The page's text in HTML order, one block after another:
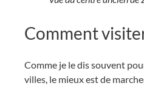
Comment
Comme je le dis souvent
villes, le mieux est de